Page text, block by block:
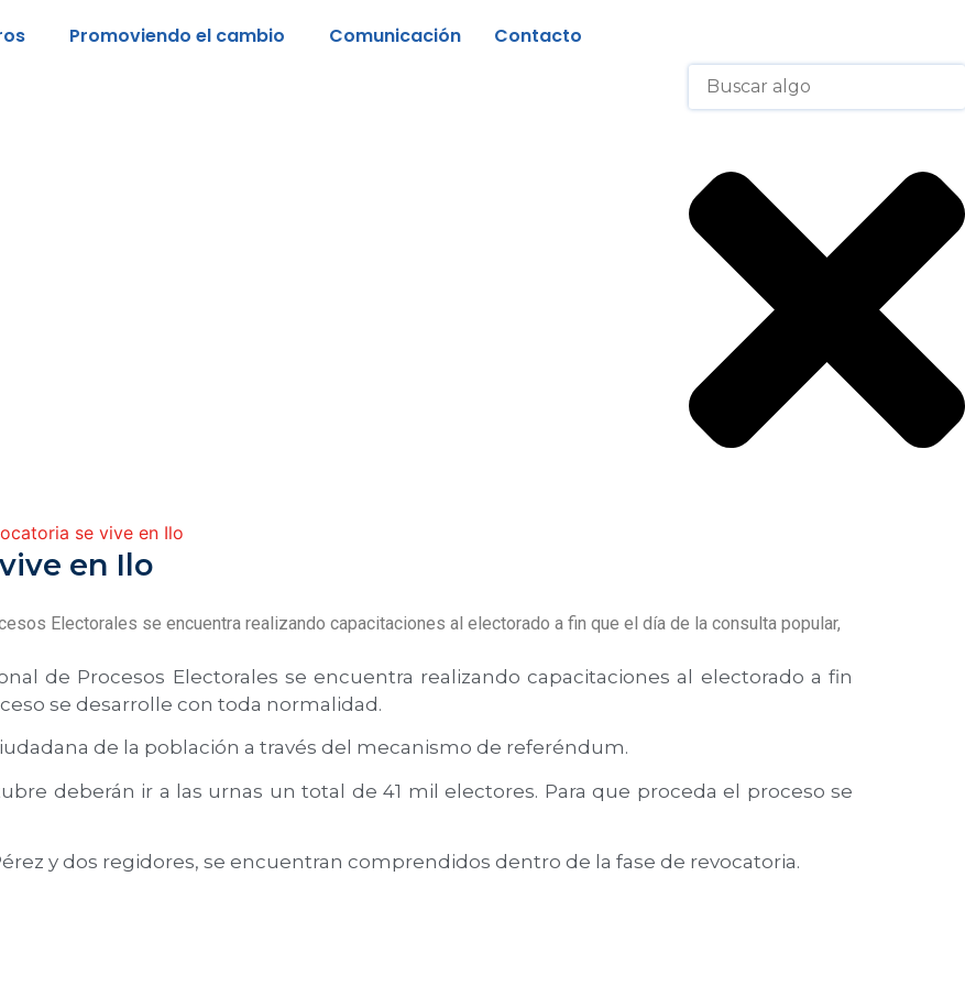
Promoviendo el cambio Comunicación Contacto
se vive en Ilo
en Ilo
Electorales se encuentra realizando capacitaciones al electorado a fin que el día de la consulta popular,
de Procesos Electorales se encuentra realizando capacitaciones al electorado a fin
se desarrolle con toda normalidad.
de la población a través del mecanismo de referéndum.
deberán ir a las urnas un total de 41 mil electores. Para que proceda el proceso se
y dos regidores, se encuentran comprendidos dentro de la fase de revocatoria.